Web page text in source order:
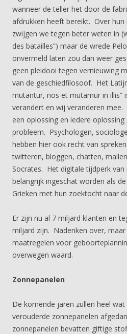
wanneer de teller het door de
afdrukken heeft bereikt. Over
zwijgen we tegen beter weten in
des batailles”) maar de wrede
onvermeld laten zou dan weer
geen pleidooi tegen vernieuwing
van de geschiedfilosoof. Het
mutantur, nos et mutamur in illis”
verandert en wij veranderen
een oplossing en iedere
probleem. Psychologen,
hebben hier ook recht van
twitteren, bloggen, chatten,
Socrates. Het digitale tijdperk van
belangrijk ingeschat worden als
Grieken met hun zoektocht naar
Er zijn nu al 7 miljard klanten en
miljard zijn. Nadenken over,
maatregelen voor
overwegen waard.
Zonnepanelen
De komende jaren zullen heel
verouderde zonnepanelen
zonnepanelen bevatten giftige